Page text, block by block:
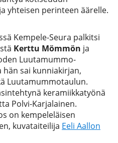
yhteisen perinteen äärelle.
Kempele-Seura palkitsi
Kerttu Mömmön ja
Luutamummo-
sai kunniakirjan,
Luutamummotaulun.
keramiikkatyönä
Polvi-Karjalainen.
on kempeleläisen
kuvataiteilija Eeli Aallon